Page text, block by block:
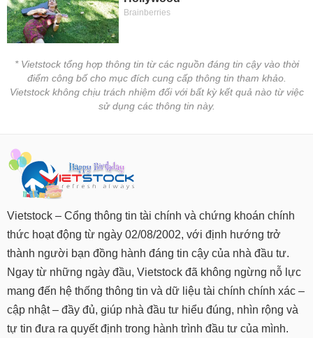
* Vietstock tổng hợp thông tin từ các nguồn đáng tin cậy vào thời
điểm công bố cho mục đích cung cấp thông tin tham khảo.
Vietstock không chịu trách nhiệm đối với bất kỳ kết quả nào từ việc
sử dụng các thông tin này.
Vietstock – Cổng thông tin tài chính và chứng khoán chính
thức hoạt động từ ngày 02/08/2002, với định hướng trở
thành người bạn đồng hành đáng tin cậy của nhà đầu tư.
Ngay từ những ngày đầu, Vietstock đã không ngừng nỗ lực
mang đến hệ thống thông tin và dữ liệu tài chính chính xác –
cập nhật – đầy đủ, giúp nhà đầu tư hiểu đúng, nhìn rộng và
tự tin đưa ra quyết định trong hành trình đầu tư của mình.